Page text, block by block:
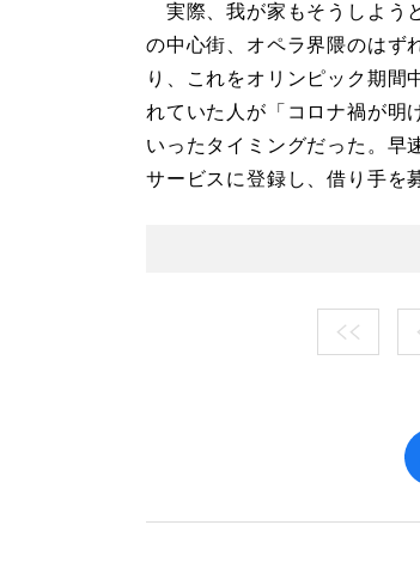
実際、我が家もそうしよう
の中心街、オペラ界隈のはず
り、これをオリンピック期間
れていた人が「コロナ禍が明
いったタイミングだった。早
サービスに登録し、借り手を